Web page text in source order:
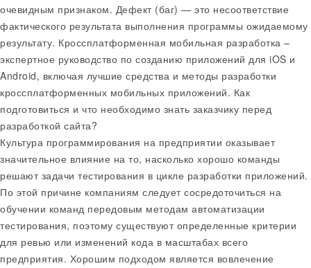
очевидным признаком. Дефект (баг) — это несоответствие
фактического результата выполнения программы ожидаемому
результату. Кроссплатформенная мобильная разработка –
экспертное руководство по созданию приложений для iOS и
Android, включая лучшие средства и методы разработки
кроссплатформенных мобильных приложений. Как
подготовиться и что необходимо знать заказчику перед
разработкой сайта?
Культура программирования на предприятии оказывает
значительное влияние на то, насколько хорошо команды
решают задачи тестирования в цикле разработки приложений.
По этой причине компаниям следует сосредоточиться на
обучении команд передовым методам автоматизации
тестирования, поэтому существуют определенные критерии
для ревью или изменений кода в масштабах всего
предприятия. Хорошим подходом является вовлечение